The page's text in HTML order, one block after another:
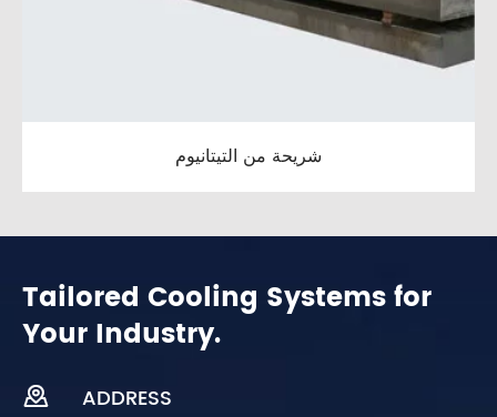
شريحة من التيتانيوم
Tailored Cooling Systems for
Your Industry.
 ADDRESS